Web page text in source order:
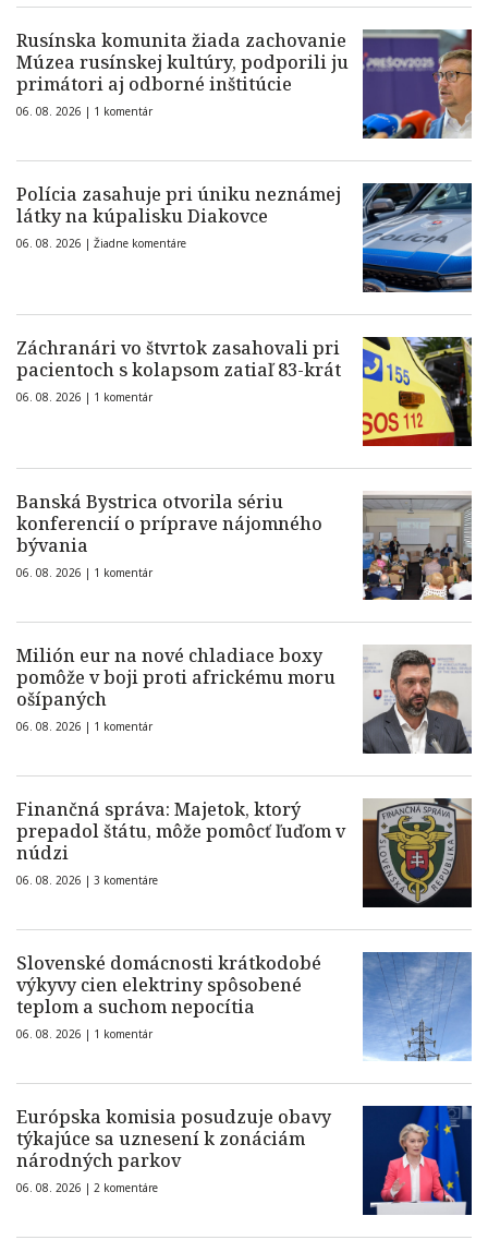
Rusínska komunita žiada zachovanie
Múzea rusínskej kultúry, podporili ju
primátori aj odborné inštitúcie
06. 08. 2026 | 1 komentár
Polícia zasahuje pri úniku neznámej
látky na kúpalisku Diakovce
06. 08. 2026 | Žiadne komentáre
Záchranári vo štvrtok zasahovali pri
pacientoch s kolapsom zatiaľ 83-krát
06. 08. 2026 | 1 komentár
Banská Bystrica otvorila sériu
konferencií o príprave nájomného
bývania
06. 08. 2026 | 1 komentár
Milión eur na nové chladiace boxy
pomôže v boji proti africkému moru
ošípaných
06. 08. 2026 | 1 komentár
Finančná správa: Majetok, ktorý
prepadol štátu, môže pomôcť ľuďom v
núdzi
06. 08. 2026 | 3 komentáre
Slovenské domácnosti krátkodobé
výkyvy cien elektriny spôsobené
teplom a suchom nepocítia
06. 08. 2026 | 1 komentár
Európska komisia posudzuje obavy
týkajúce sa uznesení k zonáciám
národných parkov
06. 08. 2026 | 2 komentáre